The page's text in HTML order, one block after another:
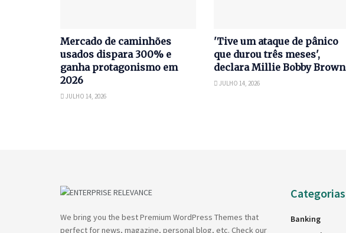
Mercado de caminhões
usados dispara 300% e
ganha protagonismo em
2026
JULHO 14, 2026
'Tive um ataque de pânico
que durou três meses',
declara Millie Bobby Brown
JULHO 14, 2026
We bring you the best Premium WordPress Themes that
perfect for news, magazine, personal blog, etc. Check our
Categorias
Banking